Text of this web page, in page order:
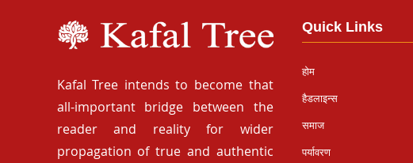
Kafal Tree intends to become that
all-important bridge between the
reader and reality for wider
propagation of true and authentic
Quick Links
होम
हैडलाइन्स
समाज
पर्यावरण